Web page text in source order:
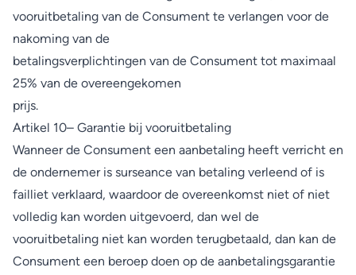
vooruitbetaling van de Consument te verlangen voor de
nakoming van de
betalingsverplichtingen van de Consument tot maximaal
25% van de overeengekomen
prijs.
Artikel 10– Garantie bij vooruitbetaling
Wanneer de Consument een aanbetaling heeft verricht en
de ondernemer is surseance van betaling verleend of is
failliet verklaard, waardoor de overeenkomst niet of niet
volledig kan worden uitgevoerd, dan wel de
vooruitbetaling niet kan worden terugbetaald, dan kan de
Consument een beroep doen op de aanbetalingsgarantie